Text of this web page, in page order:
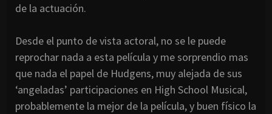
de la actuación.
Desde el punto de vista actoral, no se le puede
reprochar nada a esta película y me sorprendio mas
que nada el papel de Hudgens, muy alejada de sus
‘angeladas’ participaciones en High School Musical,
probablemente la mejor de la película, y buen físico la